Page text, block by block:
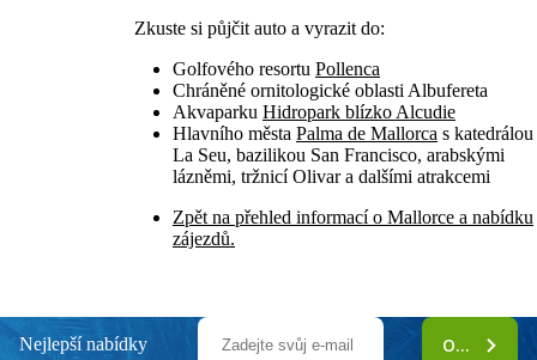
Zkuste si půjčit auto a vyrazit do:
Golfového resortu Pollenca
Chráněné ornitologické oblasti Albufereta
Akvaparku Hidropark blízko Alcudie
Hlavního města Palma de Mallorca s katedrálou
La Seu, bazilikou San Francisco, arabskými
lázněmi, tržnicí Olivar a dalšími atrakcemi
Zpět na přehled informací o Mallorce a nabídku
zájezdů.
Nejlepší nabídky ODEBÍRAT